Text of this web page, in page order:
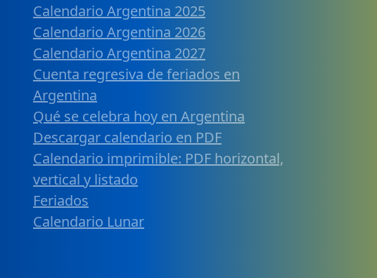
Calendario Argentina 2025
Calendario Argentina 2026
Calendario Argentina 2027
Cuenta regresiva de feriados en
Argentina
Qué se celebra hoy en Argentina
Descargar calendario en PDF
Calendario imprimible: PDF horizontal,
vertical y listado
Feriados
Calendario Lunar